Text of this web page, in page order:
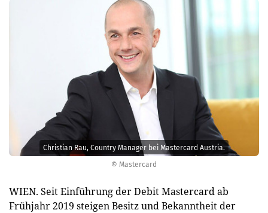
© Mastercard
Christian Rau, Country Manager bei Mastercard Austria.
WIEN. Seit Einführung der Debit Mastercard ab
Frühjahr 2019 steigen Besitz und Bekanntheit der